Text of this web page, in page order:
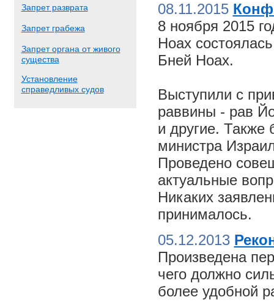
Запрет разврата
Запрет грабежа
Запрет органа от живого
существа
Установление
справедливых судов
08.11.2015
8 ноября 2015
Ноах
Бней Ноах.
Выступили с
раввины - рав
и другие. Также
министра
Проведено
актуальные
Никаких
принималось.
05.12.2013
Произведена
чего должно
более удобной